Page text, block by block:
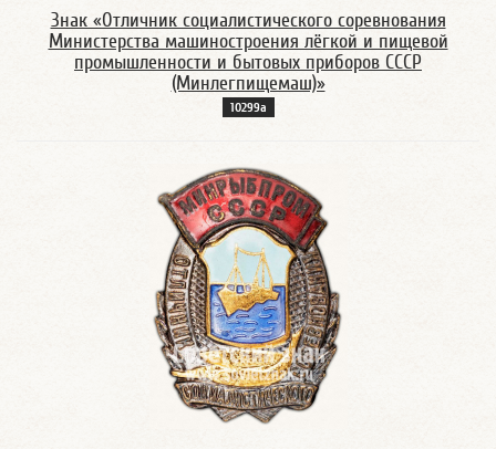
Знак «Отличник социалистического соревнования
Министерства машиностроения лёгкой и пищевой
промышленности и бытовых приборов СССР
(Минлегпищемаш)»
10299а